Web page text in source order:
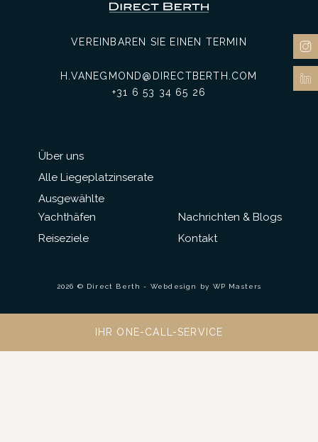
Über uns
Alle Liegeplatzinserate
Ausgewählte
Yachthäfen
Reiseziele
VEREINBAREN SIE EINEN TERMIN
H.VANEGMOND@DIRECTBERTH.COM
+31 6 53 34 65 26
Nachrichten & Blogs
Kontakt
2026 © Direct Berth - Webdesign by WP Masters
IHR ONE-CALL-SERVICE